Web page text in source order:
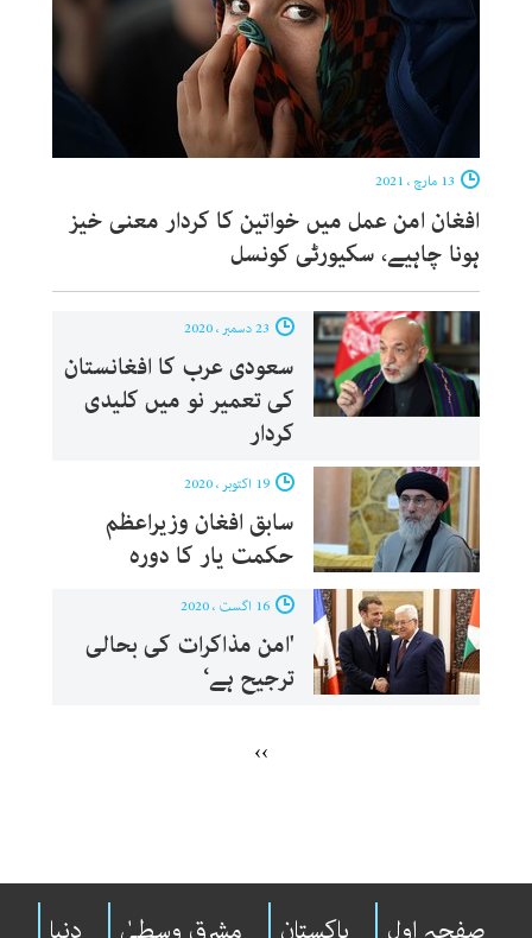
افغان امن عمل میں خواتین کا کردار معنی خیز
ہونا چاہیے، سکیورٹی کونسل
سعودی عرب کا افغانستان
کی تعمیر نو میں کلیدی
کردار
سابق افغان وزیراعظم
حکمت یار کا دورہ
'امن مذاکرات کی بحالی
ترجیح ہے‘
››